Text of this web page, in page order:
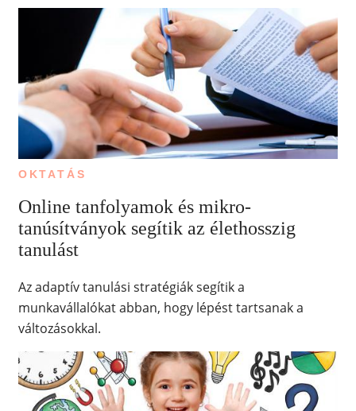
OKTATÁS
Online tanfolyamok és mikro-
tanúsítványok segítik az élethosszig
tanulást
Az adaptív tanulási stratégiák segítik a
munkavállalókat abban, hogy lépést tartsanak a
változásokkal.